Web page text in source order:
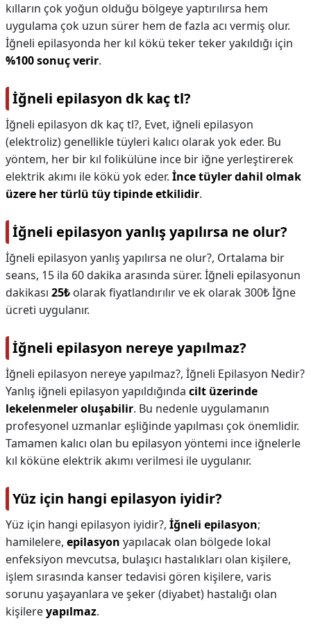
kılların çok yoğun olduğu bölgeye yaptırılırsa hem
uygulama çok uzun sürer hem de fazla acı vermiş olur.
İğneli epilasyonda her kıl kökü teker teker yakıldığı için
%100 sonuç verir.
İğneli epilasyon dk kaç tl?
İğneli epilasyon dk kaç tl?, Evet, iğneli epilasyon
(elektroliz) genellikle tüyleri kalıcı olarak yok eder. Bu
yöntem, her bir kıl folikülüne ince bir iğne yerleştirerek
elektrik akımı ile kökü yok eder. İnce tüyler dahil olmak
üzere her türlü tüy tipinde etkilidir.
İğneli epilasyon yanlış yapılırsa ne olur?
İğneli epilasyon yanlış yapılırsa ne olur?, Ortalama bir
seans, 15 ila 60 dakika arasında sürer. İğneli epilasyonun
dakikası 25₺ olarak fiyatlandırılır ve ek olarak 300₺ İğne
ücreti uygulanır.
İğneli epilasyon nereye yapılmaz?
İğneli epilasyon nereye yapılmaz?, İğneli Epilasyon Nedir?
Yanlış iğneli epilasyon yapıldığında cilt üzerinde
lekelenmeler oluşabilir. Bu nedenle uygulamanın
profesyonel uzmanlar eşliğinde yapılması çok önemlidir.
Tamamen kalıcı olan bu epilasyon yöntemi ince iğnelerle
kıl köküne elektrik akımı verilmesi ile uygulanır.
Yüz için hangi epilasyon iyidir?
Yüz için hangi epilasyon iyidir?, İğneli epilasyon;
hamilelere, epilasyon yapılacak olan bölgede lokal
enfeksiyon mevcutsa, bulaşıcı hastalıkları olan kişilere,
işlem sırasında kanser tedavisi gören kişilere, varis
sorunu yaşayanlara ve şeker (diyabet) hastalığı olan
kişilereyapılmaz.